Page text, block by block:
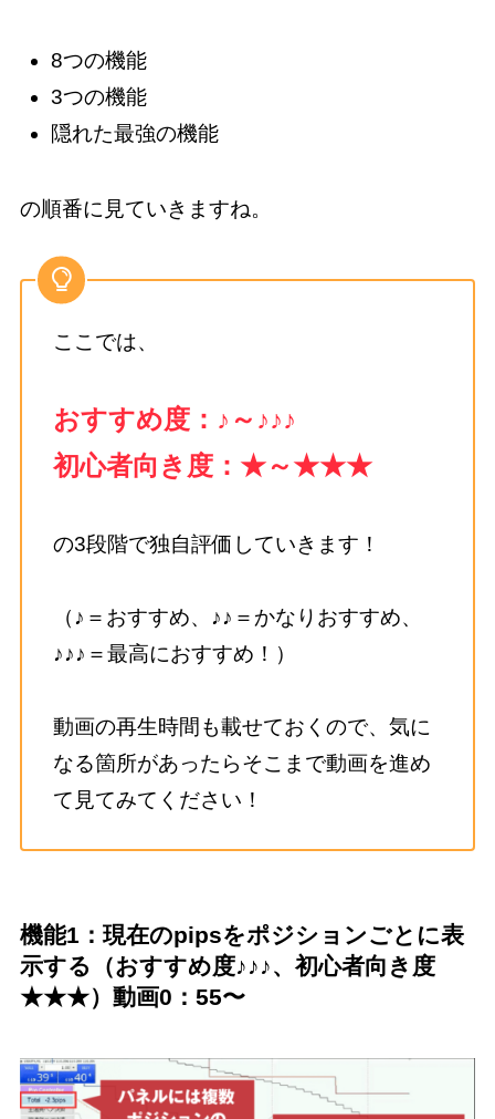
8つの機能
3つの機能
隠れた最強の機能
の順番に見ていきますね。
ここでは、
おすすめ度：♪～♪♪♪
初心者向き度：★～★★★
の3段階で独自評価していきます！
（♪＝おすすめ、♪♪＝かなりおすすめ、
♪♪♪＝最高におすすめ！）
動画の再生時間も載せておくので、気に
なる箇所があったらそこまで動画を進め
て見てみてください！
機能1：現在のpipsをポジションごとに表
示する（おすすめ度♪♪♪、初心者向き度
★★★）動画0：55〜